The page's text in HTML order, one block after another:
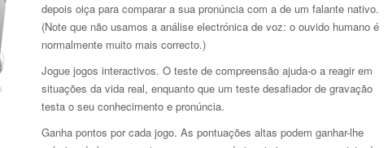
depois oiça para comparar a sua pronúncia com a de um falante nativo.
(Note que não usamos a análise electrónica de voz: o ouvido humano é
normalmente muito mais correcto.)
Jogue jogos interactivos. O teste de compreensão ajuda-o a reagir em
situações da vida real, enquanto que um teste desafiador de gravação
testa o seu conhecimento e pronúncia.
Ganha pontos por cada jogo. As pontuações altas podem ganhar-lhe